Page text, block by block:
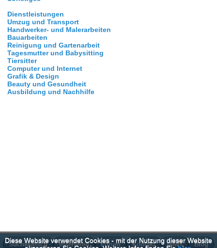
Dienstleistungen
Umzug und Transport
Handwerker- und Malerarbeiten
Bauarbeiten
Reinigung und Gartenarbeit
Tagesmutter und Babysitting
Tiersitter
Computer und Internet
Grafik & Design
Beauty und Gesundheit
Ausbildung und Nachhilfe
Suchwunsch Inserieren Forum Kontakt News Blog
Diese Website verwendet Cookies - mit der Nutzung dieser Website